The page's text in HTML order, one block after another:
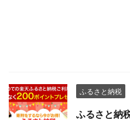
ふるさと納税
ふるさと納